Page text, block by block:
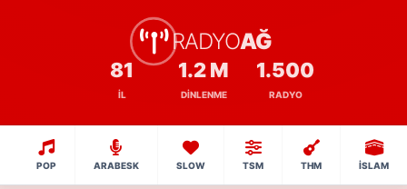
RADYOAĞ
81
İL
1.2 M
DINLENME
1.500
RADYO
POP ARABESK SLOW TSM THM İSLAM